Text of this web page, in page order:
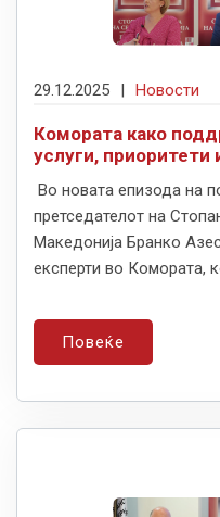
29.12.2025 | Новости
Комората како
услуги, приоритети
Во новата епизода на
претседателот на
Македонија Бранко
експерти во Комората,
Повеќе